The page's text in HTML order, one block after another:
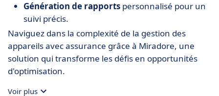
Génération de rapports personnalisé pour un
suivi précis.
Naviguez dans la complexité de la gestion des
appareils avec assurance grâce à Miradore, une
solution qui transforme les défis en opportunités
d'optimisation.
Voir plus